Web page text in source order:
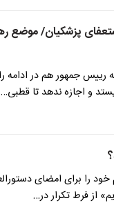
پزشکیان/ موضع
رییس جمهور هم در ادامه
و اجازه ندهد تا قطبی…
خود را برای امضای
از فرط تکرار در…